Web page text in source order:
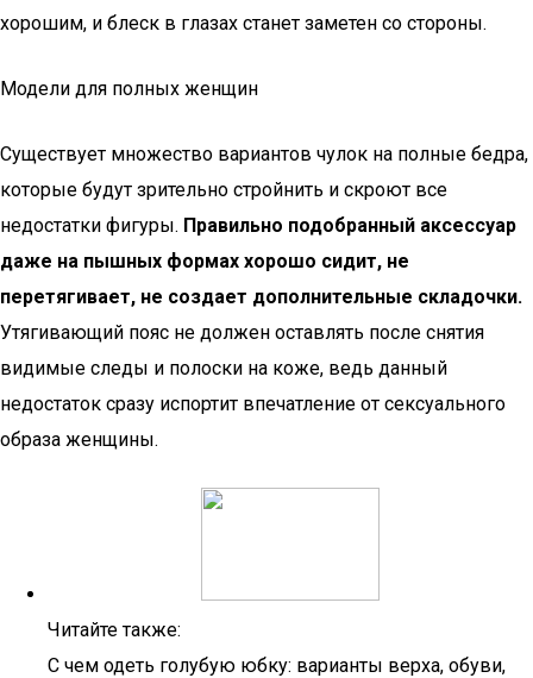
хорошим, и блеск в глазах станет заметен со стороны.
Модели для полных женщин
Существует множество вариантов чулок на полные бедра,
которые будут зрительно стройнить и скроют все
недостатки фигуры. Правильно подобранный аксессуар
даже на пышных формах хорошо сидит, не
перетягивает, не создает дополнительные складочки.
Утягивающий пояс не должен оставлять после снятия
видимые следы и полоски на коже, ведь данный
недостаток сразу испортит впечатление от сексуального
образа женщины.
Читайте также:
С чем одеть голубую юбку: варианты верха, обуви,